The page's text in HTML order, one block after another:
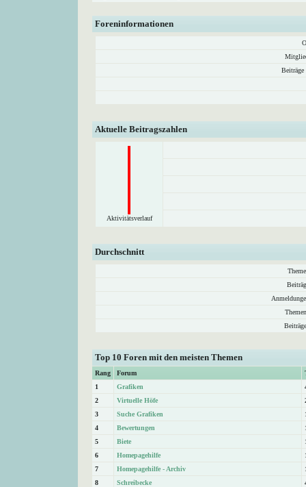
Foreninformationen
Beiträge
Aktuelle Beitragszahlen
Aktivitätsverlauf
Durchschnitt
Top 10 Foren mit den meisten Themen
Rang Forum
1
Grafiken
2
Virtuelle Höfe
3
Suche Grafiken
4
Bewertungen
5
Biete
6
Homepagehilfe
7
Homepagehilfe - Archiv
8
Schreibecke